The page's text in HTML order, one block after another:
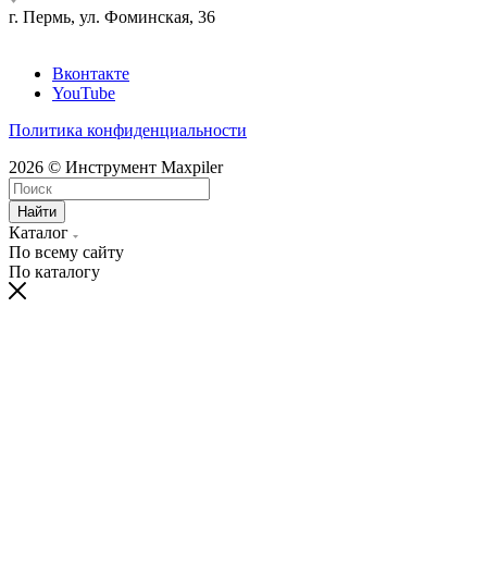
г. Пермь, ул. Фоминская, 36
Вконтакте
YouTube
Политика конфиденциальности
2026 © Инструмент Maxpiler
Найти
Каталог
По всему сайту
По каталогу